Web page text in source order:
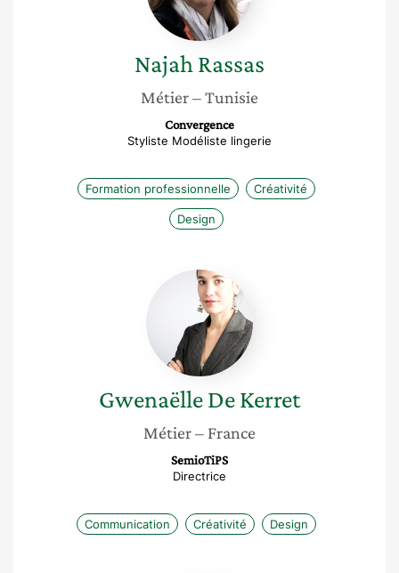
Najah Rassas
Métier– Tunisie
Convergence
Styliste Modéliste lingerie
Formation professionnelle Créativité
Design
Gwenaëlle
De
Kerret
GwenaëlleDe Kerret
Métier– France
SemioTiPS
Directrice
Communication Créativité Design